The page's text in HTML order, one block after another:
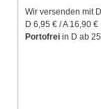
Wir versenden mit
D 6,95 € / A 16,90 €
Portofrei in D ab